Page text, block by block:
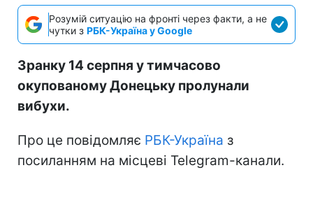
Розумій ситуацію на фронті через факти, а не
чутки з РБК-Україна у Google
Зранку 14 серпня у тимчасово
окупованому Донецьку пролунали
вибухи.
Про це повідомляє РБК-Україна з
посиланням на місцеві Telegram-канали.